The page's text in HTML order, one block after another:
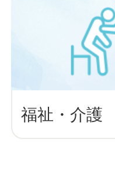
福祉・介護